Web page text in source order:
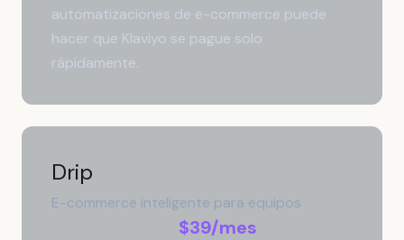
automatizaciones de e-commerce puede
hacer que Klaviyo se pague solo
rápidamente.
Drip
E-commerce inteligente para equipos
$39/mes